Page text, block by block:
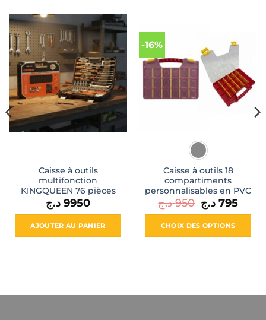
Caisse à outils
multifonction
KINGQUEEN 76 pièces
9950 د.ج
AJOUTER AU PANIER
-16%
Caisse à outils 18
compartiments
personnalisables en PVC
950 د.ج
Le
prix
initial
était :
795 د.ج
Le
prix
actuel
CHOIX DES OPTIONS